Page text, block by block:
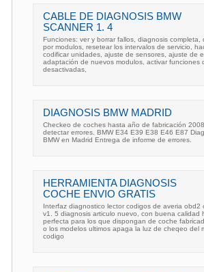
CABLE DE DIAGNOSIS BMW
SCANNER 1. 4
Funciones: ver y borrar fallos, diagnosis completa,
por modulos, resetear los intervalos de servicio,
codificar unidades, ajuste de sensores, ajuste de
adaptación de nuevos modulos, activar funciones
desactivadas,
DIAGNOSIS BMW MADRID
Checkeo de coches hasta año de fabricación
detectar errores. BMW E34 E39 E38 E46 E87
BMW en Madrid Entrega de informe de errores.
HERRAMIENTA DIAGNOSIS
COCHE ENVIO GRATIS
Interfaz diagnostico lector codigos de averia obd2
v1. 5 diagnosis articulo nuevo, con buena calidad
perfecta para los que dispongan de coche
o los modelos ultimos apaga la luz de cheqeo del
codigo